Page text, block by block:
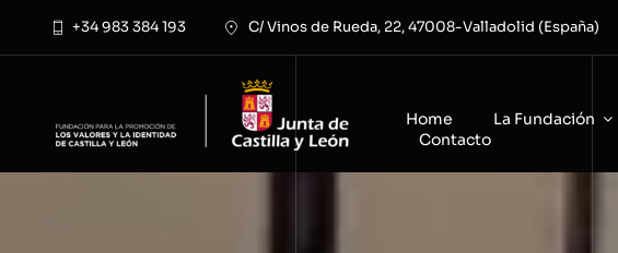
+34 983 384 193 C/ Vinos de Rueda, 22, 47008-Valladolid (España)
Home La Fundación
Contacto